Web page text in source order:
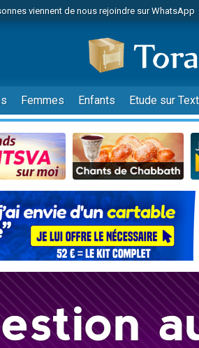
viennent de nous rejoindre sur WhatsApp
personnes viennent de faire un don pour 1
viennent de demander une bénédiction
viennent de nous rejoindre sur WhatsApp
49 places pour étudier en groupe sur Zoom
personnes viennent de faire un don pour
de donner son Maasser
viennent de nous rejoindre sur WhatsApp
viennent de nous rejoindre sur WhatsApp
viennent de faire un don pour 5 jours
vient de donner son Maasser
viennent de demander une bénédiction
viennent de nous rejoindre sur WhatsApp
personnes viennent de faire un don pour
reste 49 places pour étudier en groupe sur Zoom
Femmes Enfants Etude sur